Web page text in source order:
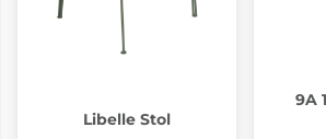
Libelle Stol
9A